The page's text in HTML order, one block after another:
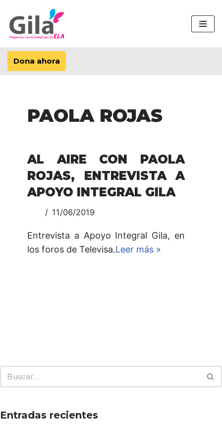
Saltar
al
contenido
Dona ahora
PAOLA ROJAS
AL AIRE CON PAOLA
ROJAS, ENTREVISTA A
APOYO INTEGRAL GILA
11/06/2019
Entrevista a Apoyo Integral Gila, en
los foros de Televisa.Leer más »
Entradas recientes